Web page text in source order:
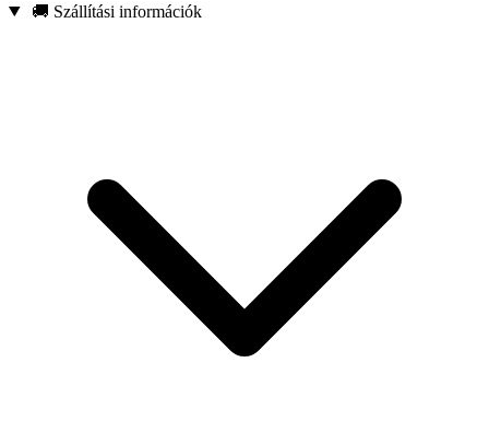
🚚 Szállítási információk